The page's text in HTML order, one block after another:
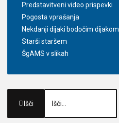
Predstavitveni video prispevki
Pogosta vprašanja
Nekdanji dijaki bodočim dijakom
Starši staršem
ŠgAMS v slikah
Išči